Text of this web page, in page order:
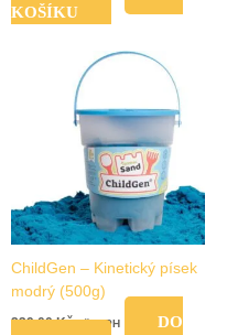
KOŠÍKU
ChildGen – Kinetický písek
modrý (500g)
239,00Kč vč. DPH
DO